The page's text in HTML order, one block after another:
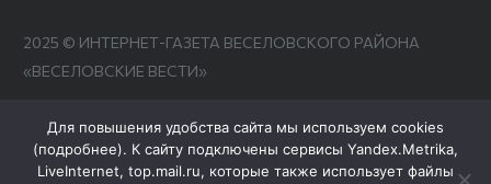
2025 © ИНТЕРНЕТ-ГАЗЕТА ВЕСЕЛОВСКОГО РАЙОНА
«ВЕСЕЛОВСКИЕ ВЕСТИ»
Для повышения удобства сайта мы используем cookies
(подробнее). К сайту подключены сервисы Yandex.Metrika,
LiveInternet, top.mail.ru, которые также использует файлы